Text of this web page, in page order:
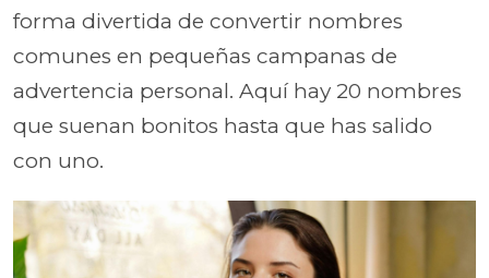
forma divertida de convertir nombres
comunes en pequeñas campanas de
advertencia personal. Aquí hay 20 nombres
que suenan bonitos hasta que has salido
con uno.